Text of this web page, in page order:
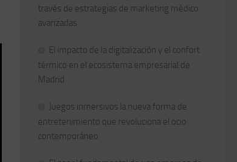
través de estrategias de marketing médico
avanzadas
El impacto de la digitalización y el confort
térmico en el ecosistema empresarial de
Madrid
Juegos inmersivos la nueva forma de
entretenimiento que revoluciona el ocio
contemporáneo